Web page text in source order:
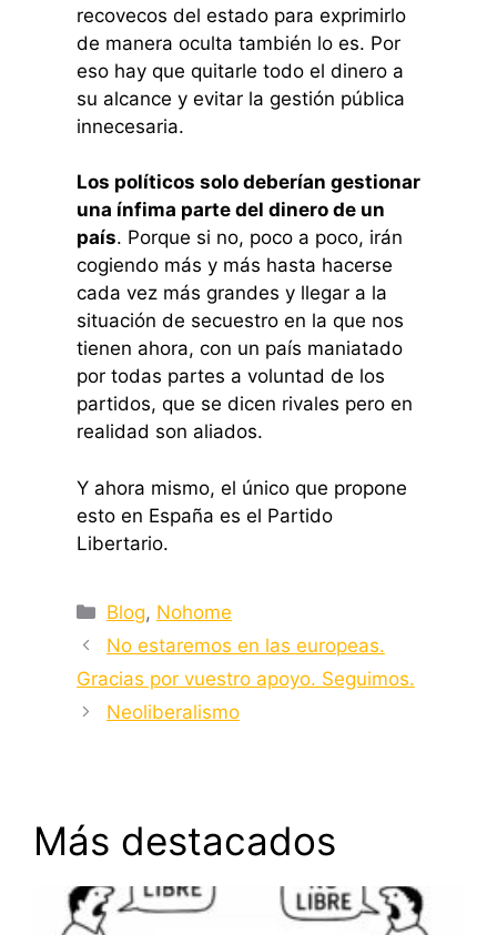
recovecos del estado para exprimirlo
de manera oculta también lo es. Por
eso hay que quitarle todo el dinero a
su alcance y evitar la gestión pública
innecesaria.
Los políticos solo deberían gestionar
una ínfima parte del dinero de un
país. Porque si no, poco a poco, irán
cogiendo más y más hasta hacerse
cada vez más grandes y llegar a la
situación de secuestro en la que nos
tienen ahora, con un país maniatado
por todas partes a voluntad de los
partidos, que se dicen rivales pero en
realidad son aliados.
Y ahora mismo, el único que propone
esto en España es el Partido
Libertario.
Categorías
Blog, Nohome
No estaremos en las europeas.
Gracias por vuestro apoyo. Seguimos.
Neoliberalismo
Más destacados